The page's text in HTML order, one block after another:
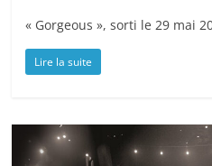
« Gorgeous », sorti le 29 mai
Lire la suite